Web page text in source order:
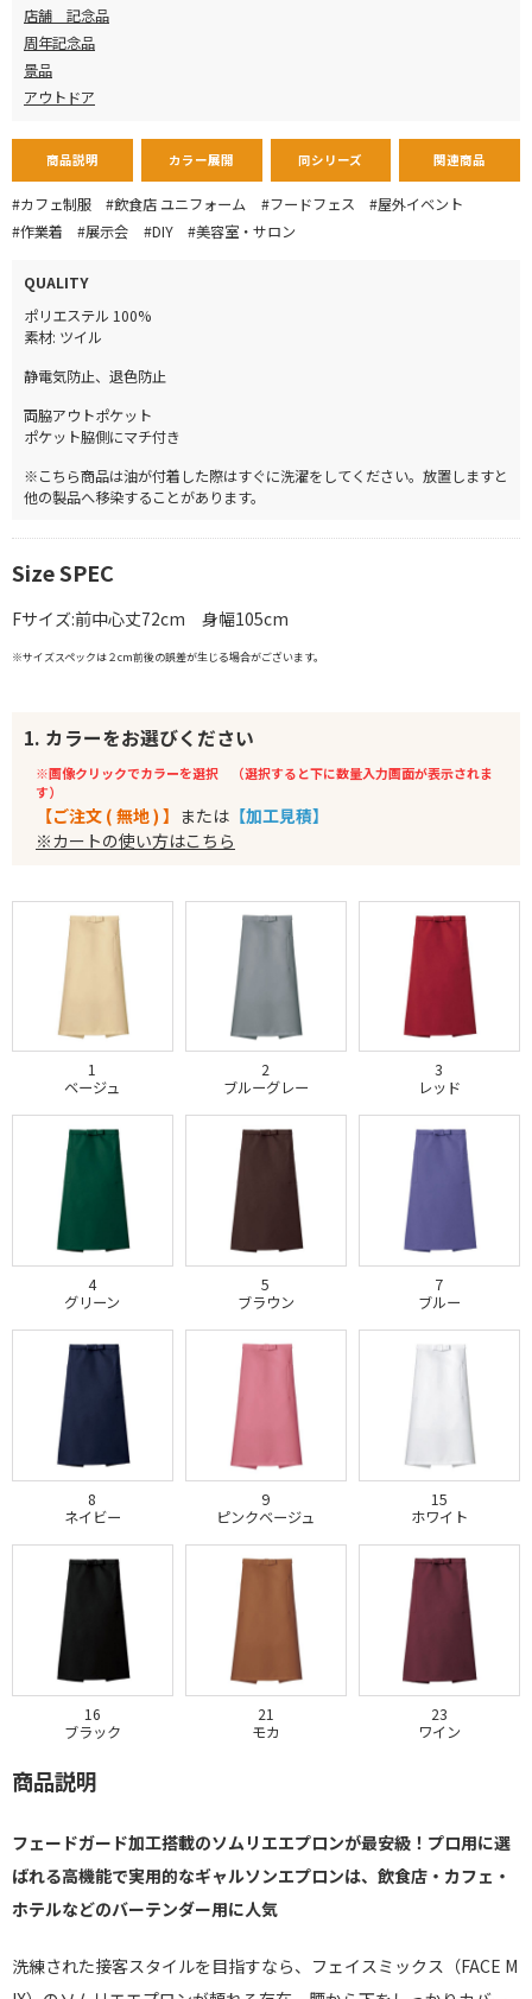
店舗 記念品
周年記念品
景品
アウトドア
商品説明 カラー展開 同シリーズ 関連商品
#カフェ制服 #飲食店 ユニフォーム #フードフェス
#屋外イベント
#作業着
#展示会 #DIY #美容室・サロン
QUALITY
ポリエステル 100%
素材: ツイル
静電気防止、退色防止
両脇アウトポケット
ポケット脇側にマチ付き
※こちら商品は油が付着した際はすぐに洗濯をしてください。放置しますと
他の製品へ移染することがあります。
Size SPEC
Fサイズ:前中心丈72cm 身幅105cm
※サイズスペックは２cm前後の誤差が生じる場合がございます。
1. カラーをお選びください
※画像クリックでカラーを選択 （選択すると下に数量入力画面が表示されま
す）
【ご注文 ( 無地 ) 】 または 【加工見積】
※カートの使い方はこちら
1
ベージュ
2
ブルーグレー
3
レッド
4
グリーン
5
ブラウン
7
ブルー
8
ネイビー
9
ピンクベージュ
15
ホワイト
16
ブラック
21
モカ
23
ワイン
商品説明
フェードガード加工搭載のソムリエエプロンが最安級！プロ用に選
ばれる高機能で実用的なギャルソンエプロンは、飲食店・カフェ・
ホテルなどのバーテンダー用に人気
洗練された接客スタイルを目指すなら、フェイスミックス（FACE M